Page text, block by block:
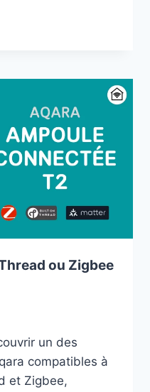
ou Zigbee
un des
compatibles à
et Zigbee,